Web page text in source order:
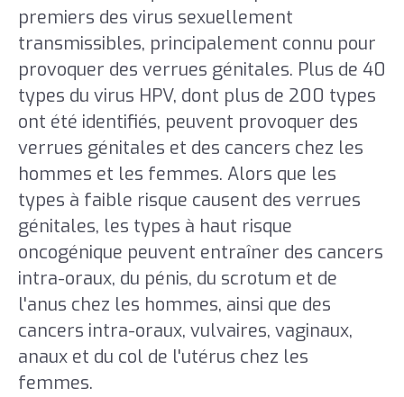
premiers des virus sexuellement
transmissibles, principalement connu pour
provoquer des verrues génitales. Plus de 40
types du virus HPV, dont plus de 200 types
ont été identifiés, peuvent provoquer des
verrues génitales et des cancers chez les
hommes et les femmes. Alors que les
types à faible risque causent des verrues
génitales, les types à haut risque
oncogénique peuvent entraîner des cancers
intra-oraux, du pénis, du scrotum et de
l'anus chez les hommes, ainsi que des
cancers intra-oraux, vulvaires, vaginaux,
anaux et du col de l'utérus chez les
femmes.